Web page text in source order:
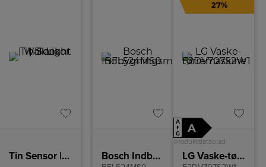
Tin Sensor | Wall Light | Black Bosch Indbygningsmikroovn
27%
A
↑
G
A
Produktdatablad
LG Vaske-tørremaskine